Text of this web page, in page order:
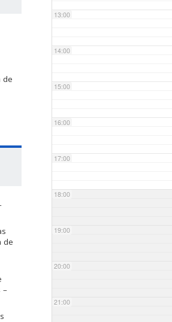
de
de
–
13:00
14:00
15:00
16:00
17:00
18:00
19:00
20:00
21:00